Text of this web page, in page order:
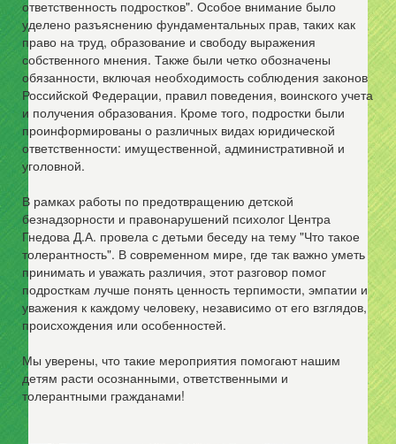
ответственность подростков". Особое внимание было
уделено разъяснению фундаментальных прав, таких как
право на труд, образование и свободу выражения
собственного мнения. Также были четко обозначены
обязанности, включая необходимость соблюдения законов
Российской Федерации, правил поведения, воинского учета
и получения образования. Кроме того, подростки были
проинформированы о различных видах юридической
ответственности: имущественной, административной и
уголовной.
В рамках работы по предотвращению детской
безнадзорности и правонарушений психолог Центра
Гнедова Д.А. провела с детьми беседу на тему "Что такое
толерантность". В современном мире, где так важно уметь
принимать и уважать различия, этот разговор помог
подросткам лучше понять ценность терпимости, эмпатии и
уважения к каждому человеку, независимо от его взглядов,
происхождения или особенностей.
Мы уверены, что такие мероприятия помогают нашим
детям расти осознанными, ответственными и
толерантными гражданами!